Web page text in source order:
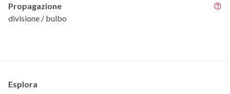
Propagazione
divisione / bulbo
Esplora